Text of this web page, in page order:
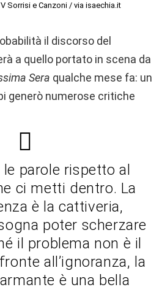
Sorrisi e Canzoni / via isaechia.it
il discorso del
a quello portato in scena da
Sera qualche mese fa: un
generò numerose critiche
parole rispetto al
ci metti dentro. La
è la cattiveria,
poter scherzare
il problema non è il
all’ignoranza, la
è una bella